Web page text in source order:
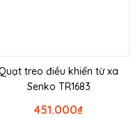
treo điều khiển từ xa
Senko TR1683
₫
451.000